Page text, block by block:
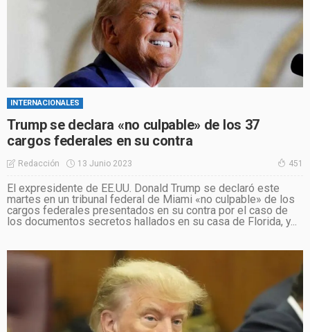
INTERNACIONALES
Trump se declara «no culpable» de los 37
cargos federales en su contra
Redacción 13 Junio 2023 451
El expresidente de EE.UU. Donald Trump se declaró este
martes en un tribunal federal de Miami «no culpable» de los
cargos federales presentados en su contra por el caso de
los documentos secretos hallados en su casa de Florida, y...